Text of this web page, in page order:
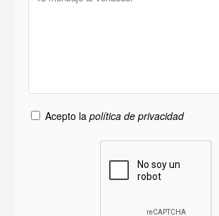
Acepto la política de privacidad